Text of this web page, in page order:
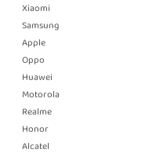
Xiaomi
Samsung
Apple
Oppo
Huawei
Motorola
Realme
Honor
Alcatel